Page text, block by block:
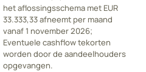
het aflossingsschema met EUR
33.333,33 afneemt per maand
vanaf 1 november 2026;
Eventuele cashflow tekorten
worden door de aandeelhouders
opgevangen.